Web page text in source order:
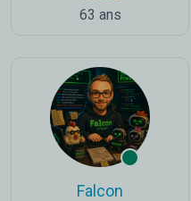
63 ans
Falcon